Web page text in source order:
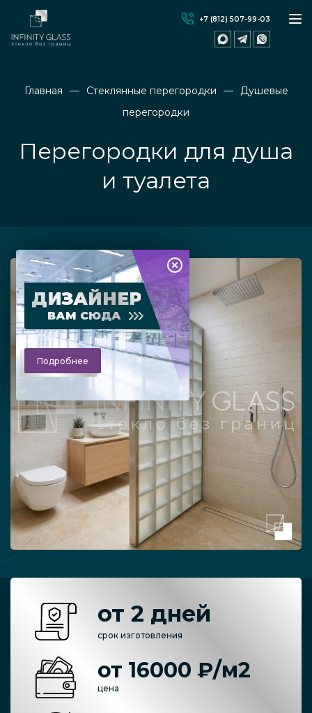
+7 (812) 507-99-03
Главная Стеклянные перегородки
Душевые
перегородки
Перегородки для душа
и туалета
ДИЗАЙНЕР
ВАМ СЮДА
Подробнее
от 2 дней
срок изготовления
от 16000 ₽/м2
цена